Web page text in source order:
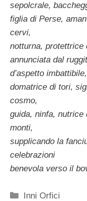
sepolcrale,
figlia di Perse,
cervi,
notturna, protettrice
annunciata dal
d’aspetto imbattibile,
domatrice di tori,
cosmo,
guida, ninfa, nutrice
monti,
supplicando la
celebrazioni
benevola verso il
Categorie
Inni Orfici